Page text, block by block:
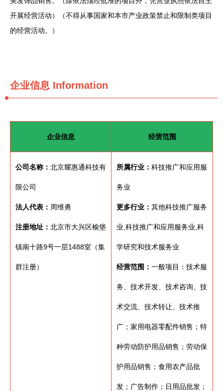
开展经营活动）（不得从事国家和本市产业政策禁止和限制类项目
的经营活动。）
企业信息 Information
企业信息 经营范围
公司名称： 北京耀惠通科技有
限公司
法人代表： 周维勇
注册地址： 北京市大兴区榆垡
镇南十路9号一层1488室（集
群注册）
所属行业： 科技推广和应用服
务业
更多行业： 其他科技推广服务
业,科技推广和应用服务业,科
学研究和技术服务业
经营范围： 一般项目：技术服
务、技术开发、技术咨询、技
术交流、技术转让、技术推
广；家用电器零配件销售；特
种劳动防护用品销售；劳动保
护用品销售；食用农产品批
发；广告制作；日用品批发；